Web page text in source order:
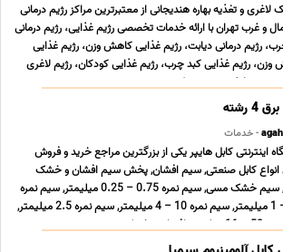
لاغری و تغذیه بهاره هندیجانی از معتبرترین مراکز رژیم درمانی
و غرب تهران با ارائه خدمات تخصصی رژیم غذایی، رژیم درمانی
رژیم درمانی دیابت، رژیم غذایی کاهش وزن، رژیم غذایی
وزن، رژیم غذایی کبد چرب، رژیم غذایی کودکان، رژیم لاغری
رژیم لاغری سریع شکم ... ...
رشته
- خدمات
اینترنتی کابل هایپر یکی از بزرگترین مراجع خرید و فروش
انواع کابل صنعتی, سیم افشان, پخش سیم افشان و خشک
مسی, سیم خشک مسی, سیم نمره 0.75 – 0.25 میلیمتر, سیم نمره
1.5 – 1 میلیمتر, سیم نمره 10 – 4 میلیمتر, سیم نمره 2.5 میلیمتر,
و خشک زمین ... ...